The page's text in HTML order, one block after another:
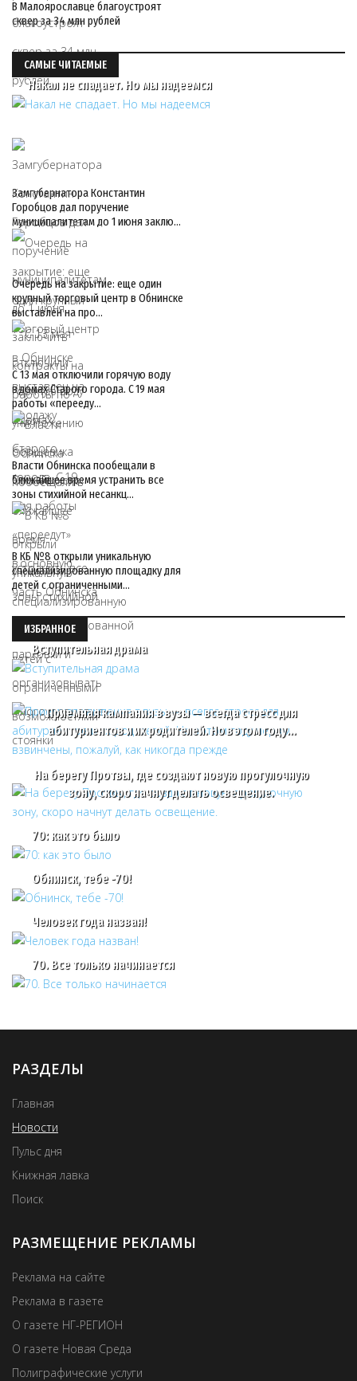
В Малоярославце благоустроят
сквер за 34 млн рублей
САМЫЕ ЧИТАЕМЫЕ
Накал не спадает. Но мы надеемся
Замгубернатора Константин
Горобцов дал поручение
муниципалитетам до 1 июня заклю…
Очередь на закрытие: еще один
крупный торговый центр в Обнинске
выставлен на про…
С 13 мая отключили горячую воду
в домах Старого города. С 19 мая
работы «перееду…
Власти Обнинска пообещали в
ближайшее время устранить все
зоны стихийной несанкц…
В КБ №8 открыли уникальную
специализированную площадку для
детей с ограниченными…
ИЗБРАННОЕ
Вступительная драма
Приемная кампания в вузы — всегда стресс для
абитуриентов и их родителей. Но в этом году…
На берегу Протвы, где создают новую прогулочную
зону, скоро начнут делать освещение.
70: как это было
Обнинск, тебе -70!
Человек года назван!
70. Все только начинается
РАЗДЕЛЫ
Главная
Новости
Пульс дня
Книжная лавка
Поиск
РАЗМЕЩЕНИЕ РЕКЛАМЫ
Реклама на сайте
Реклама в газете
О газете НГ-РЕГИОН
О газете Новая Среда
Полиграфические услуги